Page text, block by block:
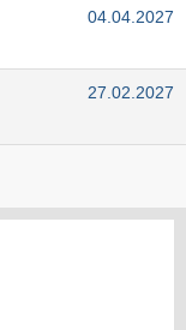
04.04.2027
27.02.2027